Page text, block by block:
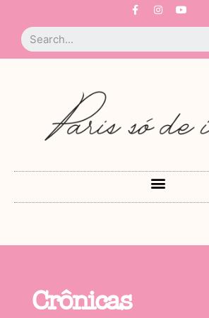
Crônicas